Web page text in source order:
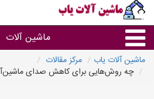
ماشین آلات
ماشین آلات
ماشین آلات یاب
مرکز مقالات
چه روش‌هایی برای کاهش صدای